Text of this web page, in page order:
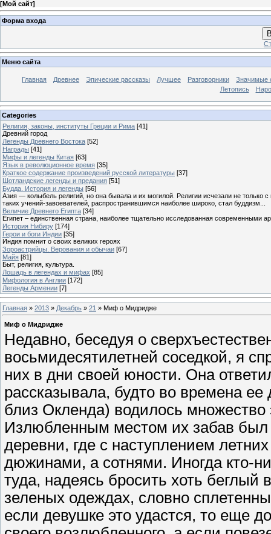
[Мой сайт]
Форма входа
Меню сайта
Главная Древнее Эпические рассказы Лучшее Разговорники
Значимые
Летопись
Categories
Религия, законы, институты Греции и Рима [41]
Древний город
Легенды Древнего Востока [52]
Награды [41]
Мифы и легенды Китая [63]
Язык в революционное время [35]
Краткое содержание произведений русской литературы [37]
Шотландские легенды и предания [51]
Будда. История и легенды [56]
Азия — колыбель религий, но она бывала и их могилой. Религии исчезали не
таких учений-завоевателей, распространившимся наиболее широко, стал буддизм...
Величие Древнего Египта [34]
Египет – единственная страна, наиболее тщательно исследованная современными
История Нибиру [174]
Герои и боги Индии [35]
Индия помнит о своих великих героях
Зороастрийцы. Верования и обычаи [67]
Майя [81]
Быт, религия, культура.
Лошадь в легендах и мифах [85]
Мифология в Англии [172]
Легенды Армении [7]
Главная » 2013 » Декабрь » 21 » Миф о Мидридже
Миф о Мидридже
Недавно, беседуя о
восьмидесятилетней соседкой, я
них в дни своей юности. Она
рассказывала, будто во времена
близ Окленда) водилось
Излюбленным местом их забав был
деревни, где с наступлением
дюжинами, а сотнями. Иногда кто-
туда, надеясь бросить хоть
зеленых одеждах, словно
если девушке это удастся, то еще